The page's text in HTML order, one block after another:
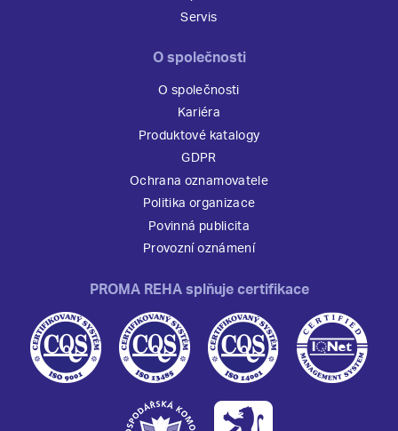
Servis
O společnosti
O společnosti
Kariéra
Produktové katalogy
GDPR
Ochrana oznamovatele
Politika organizace
Povinná publicita
Provozní oznámení
PROMA REHA splňuje certifikace